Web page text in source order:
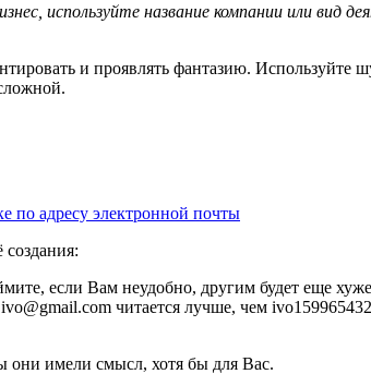
используйте название компании или вид
и проявлять фантазию.
по адресу электронной почты
если Вам неудобно, другим будет еще
читается лучше, чем
они имели смысл, хотя бы для Вас.